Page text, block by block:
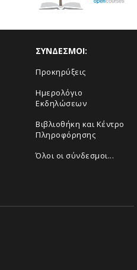
ΣΥΝΔΕΣΜΟΙ:
Προκηρύξεις
Ημερολόγιο
Εκδηλώσεων
Βιβλιοθήκη και Κέντρο
Πληροφόρησης
Όλοι οι σύνδεσμοι...